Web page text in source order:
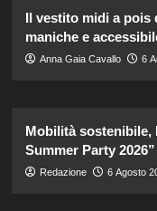
Il vestito midi a pois
maniche e
Anna Gaia Cavallo 6
Mobilità sostenibile,
Summer Party
Redazione 6 Agosto